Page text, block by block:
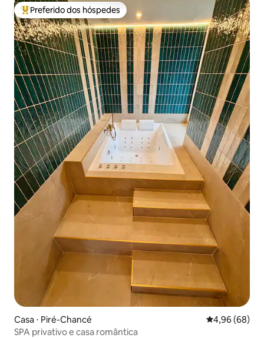
Entre os melhores preferidos dos hóspedes
Preferido dos hóspedes
Casa ⋅ Piré-Chancé 4,96 de uma
4,96 (68)
SPA privativo e casa romântica